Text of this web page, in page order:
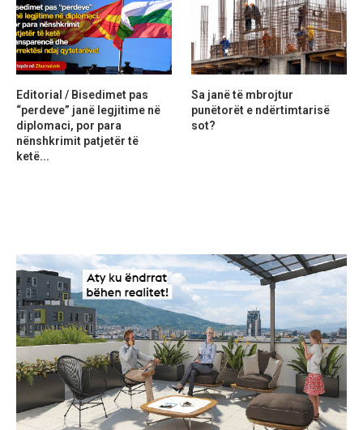
Editorial / Bisedimet pas
“perdeve” janë legjitime në
diplomaci, por para
nënshkrimit patjetër të
ketë...
Sa janë të mbrojtur
punëtorët e ndërtimtarisë
sot?